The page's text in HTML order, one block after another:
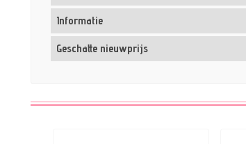
Informatie
Geschatte nieuwprijs